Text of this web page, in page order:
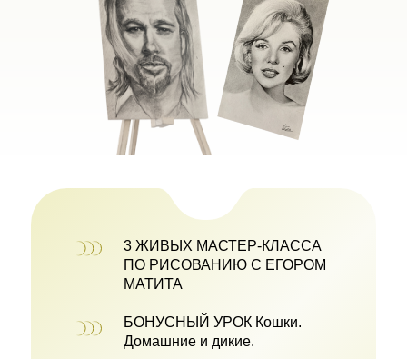
3 ЖИВЫХ МАСТЕР-КЛАССА
ПО РИСОВАНИЮ С ЕГОРОМ
МАТИТА
БОНУСНЫЙ УРОК Кошки.
Домашние и дикие.